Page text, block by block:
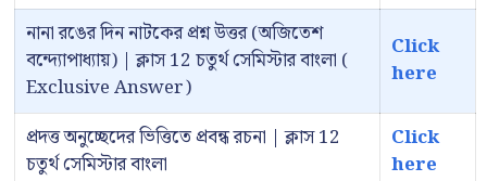
নানা রঙের দিন নাটকের প্রশ্ন উত্তর (অজিতেশ
বন্দ্যোপাধ্যায়) | ক্লাস 12 চতুর্থ সেমিস্টার বাংলা (
Exclusive Answer)
Click
here
প্রদত্ত অনুচ্ছেদের ভিত্তিতে প্রবন্ধ রচনা | ক্লাস 12
চতুর্থ সেমিস্টার বাংলা
Click
here